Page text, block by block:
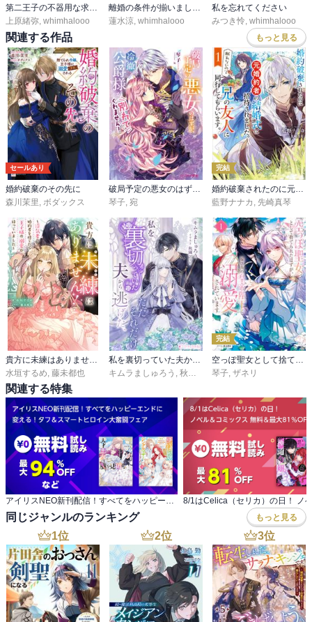
上原緒弥 whimhalooo
蓮水涼 whimhalooo
私を忘れてください
みつき怜 whimhalooo
関連する作品 もっと見る
セールあり
婚約破棄のその先に
森川茉里 , ボダックス
破局予定の悪女のはずが、冷徹公爵様が別れてくれません！
琴子, 宛
完結
婚約破棄されたのに元婚約者の結婚式に招待されました。断れないので兄の友人に同行してもらいます。
藍野ナナカ , 先崎真琴
水垣するめ 藤未都也
キムラましゅろう
秋園マツリ
完結
琴子 ザネリ
関連する特集
同じジャンルのランキング もっと見る
1位 2位 3位